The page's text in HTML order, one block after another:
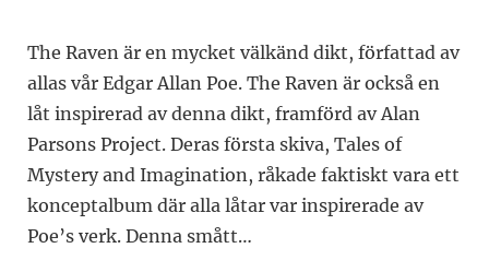
The Raven är en mycket välkänd dikt, författad av
allas vår Edgar Allan Poe. The Raven är också en
låt inspirerad av denna dikt, framförd av Alan
Parsons Project. Deras första skiva, Tales of
Mystery and Imagination, råkade faktiskt vara ett
konceptalbum där alla låtar var inspirerade av
Poe’s verk. Denna smått…